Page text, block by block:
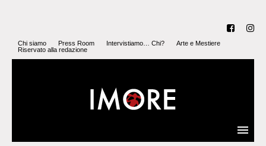
Chi siamo Press Room Intervistiamo… Chi?
Arte e Mestiere
Riservato alla redazione